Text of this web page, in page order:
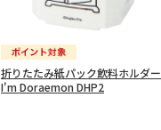
折りたたみ紙パック飲料ホルダー
I'm Doraemon DHP2